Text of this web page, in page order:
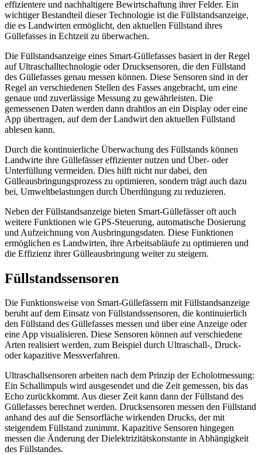
effizientere und nachhaltigere Bewirtschaftung ihrer Felder. Ein
wichtiger Bestandteil dieser Technologie ist die Füllstandsanzeige,
die es Landwirten ermöglicht, den aktuellen Füllstand ihres
Güllefasses in Echtzeit zu überwachen.
Die Füllstandsanzeige eines Smart-Güllefasses basiert in der Regel
auf Ultraschalltechnologie oder Drucksensoren, die den Füllstand
des Güllefasses genau messen können. Diese Sensoren sind in der
Regel an verschiedenen Stellen des Fasses angebracht, um eine
genaue und zuverlässige Messung zu gewährleisten. Die
gemessenen Daten werden dann drahtlos an ein Display oder eine
App übertragen, auf dem der Landwirt den aktuellen Füllstand
ablesen kann.
Durch die kontinuierliche Überwachung des Füllstands können
Landwirte ihre Güllefässer effizienter nutzen und Über- oder
Unterfüllung vermeiden. Dies hilft nicht nur dabei, den
Gülleausbringungsprozess zu optimieren, sondern trägt auch dazu
bei, Umweltbelastungen durch Überdüngung zu reduzieren.
Neben der Füllstandsanzeige bieten Smart-Güllefässer oft auch
weitere Funktionen wie GPS-Steuerung, automatische Dosierung
und Aufzeichnung von Ausbringungsdaten. Diese Funktionen
ermöglichen es Landwirten, ihre Arbeitsabläufe zu optimieren und
die Effizienz ihrer Gülleausbringung weiter zu steigern.
Füllstandssensoren
Die Funktionsweise von Smart-Güllefässern mit Füllstandsanzeige
beruht auf dem Einsatz von Füllstandssensoren, die kontinuierlich
den Füllstand des Güllefasses messen und über eine Anzeige oder
eine App visualisieren. Diese Sensoren können auf verschiedene
Arten realisiert werden, zum Beispiel durch Ultraschall-, Druck-
oder kapazitive Messverfahren.
Ultraschallsensoren arbeiten nach dem Prinzip der Echolotmessung:
Ein Schallimpuls wird ausgesendet und die Zeit gemessen, bis das
Echo zurückkommt. Aus dieser Zeit kann dann der Füllstand des
Güllefasses berechnet werden. Drucksensoren messen den Füllstand
anhand des auf die Sensorfläche wirkenden Drucks, der mit
steigendem Füllstand zunimmt. Kapazitive Sensoren hingegen
messen die Änderung der Dielektrizitätskonstante in Abhängigkeit
des Füllstandes.